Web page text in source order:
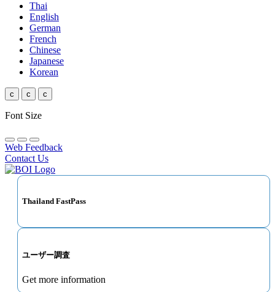
Thai
English
German
French
Chinese
Japanese
Korean
c c c
Font Size
Web Feedback
Contact Us
Thailand FastPass
ユーザー調査
Get more information